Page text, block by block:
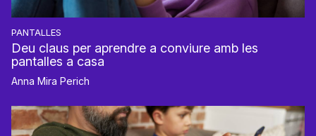
PANTALLES
Deu claus per aprendre a conviure amb les
pantalles a casa
Anna Mira Perich